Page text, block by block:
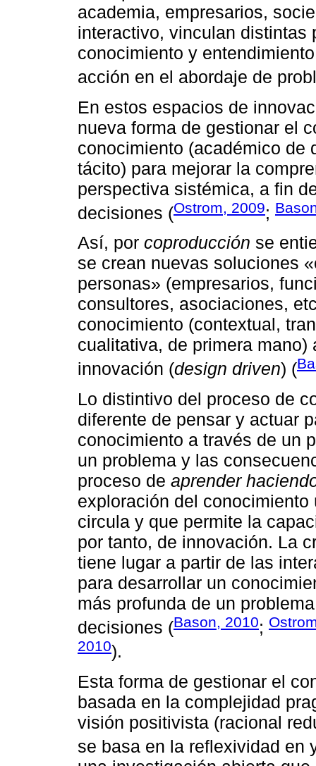
academia, empresarios,
interactivo, vinculan distintas
conocimiento y
acción en el abordaje de
En estos espacios de
nueva forma de gestionar el
conocimiento (académico de
tácito) para mejorar la
perspectiva sistémica, a fin
decisiones (Ostrom, 2009;
Así, por coproducción se
se crean nuevas soluciones
personas» (empresarios,
consultores, asociaciones,
conocimiento (contextual,
cualitativa, de primera
innovación (design driven) (
Lo distintivo del proceso de
diferente de pensar y actuar
conocimiento a través de un
un problema y las
proceso de aprender
exploración del
circula y que permite la
por tanto, de innovación. La
tiene lugar a partir de las
para desarrollar un
más profunda de un
decisiones (Bason, 2010;
2010).
Esta forma de gestionar el
basada en la complejidad
visión positivista (racional
se basa en la reflexividad en